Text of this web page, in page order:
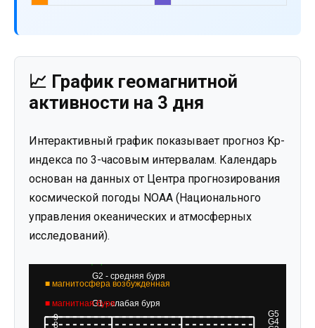
📈 График геомагнитной
активности на 3 дня
Интерактивный график показывает прогноз Kp-
индекса по 3-часовым интервалам. Календарь
основан на данных от Центра прогнозирования
космической погоды NOAA (Национального
управления океанических и атмосферных
исследований).